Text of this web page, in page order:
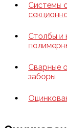
Системы
Столбы и
Сварные
заборы